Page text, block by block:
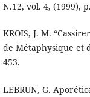
N.12, vol. 4, (1999),
KROIS, J. M.
de Métaphysique et
453.
LEBRUN, G.